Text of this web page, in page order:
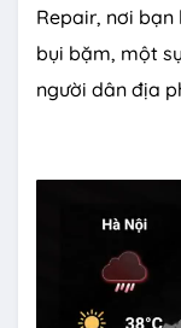
Repair, nơi
bụi bặm, một
người dân địa